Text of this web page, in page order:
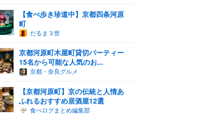
【食べ歩き珍道中】京都四条河原
町
だるま３世
京都河原町木屋町貸切パーティー
15名から可能な人気のお...
京都・奈良グルメ
【京都河原町】京の伝統と人情あ
ふれるおすすめ居酒屋12選
食べログまとめ編集部